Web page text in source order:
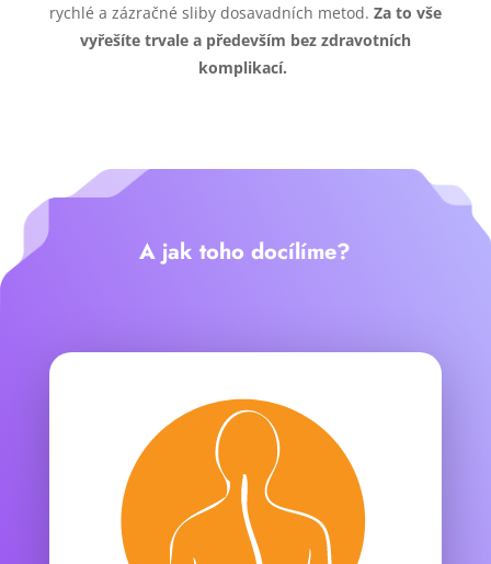
rychlé a zázračné sliby dosavadních metod. Za to vše
vyřešíte trvale a především bez zdravotních
komplikací.
A jak toho docílíme?